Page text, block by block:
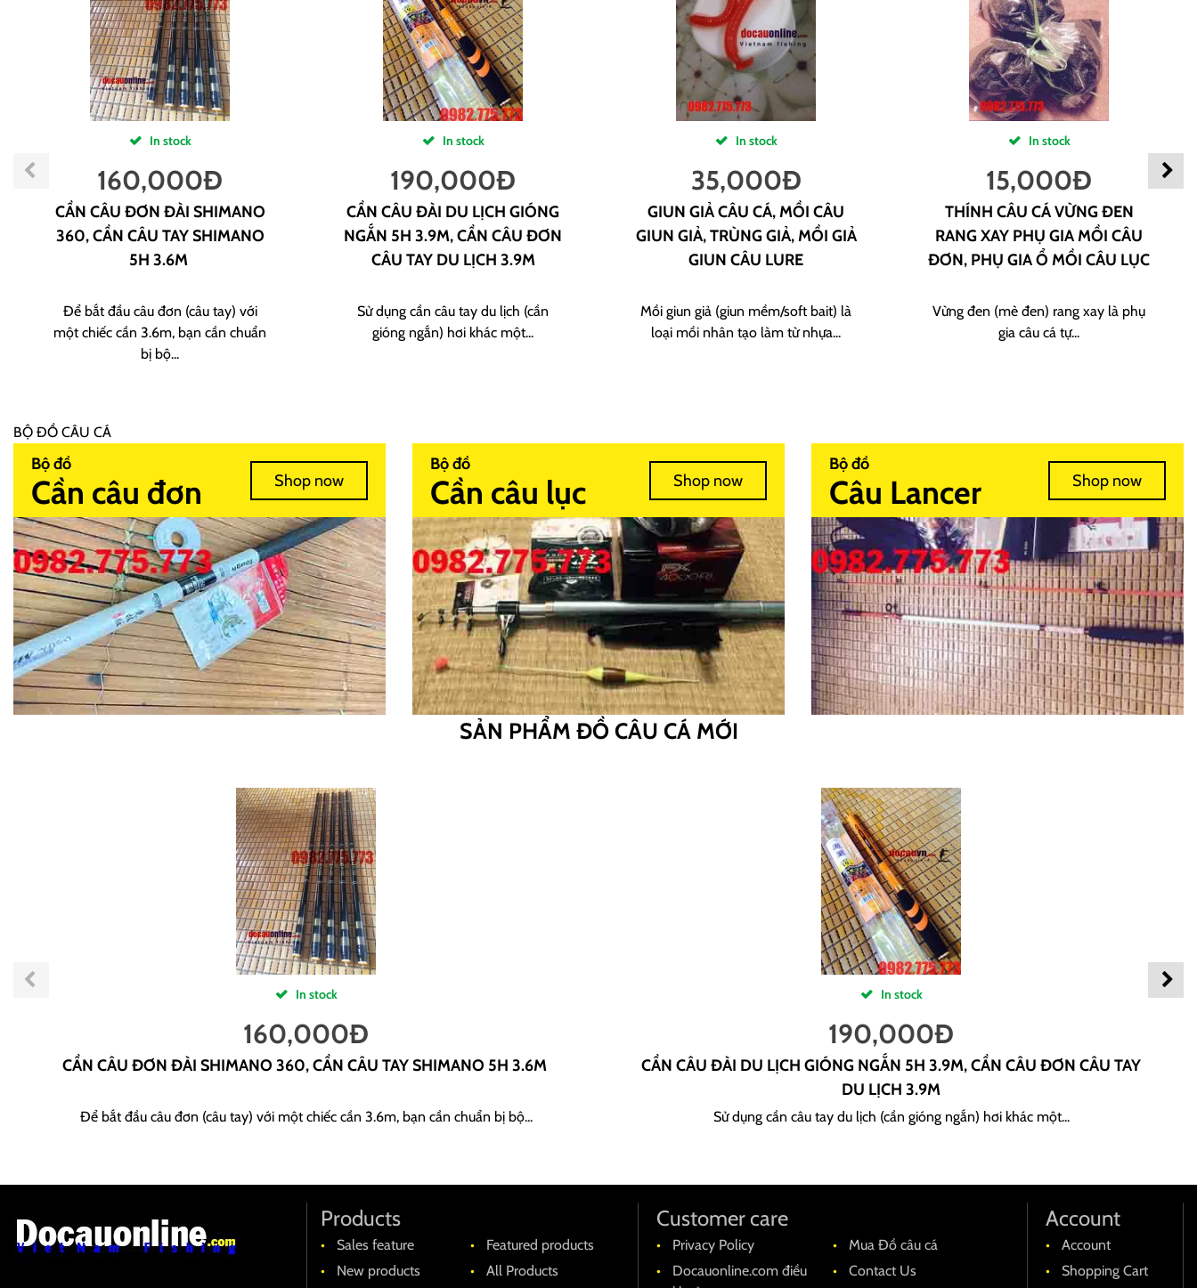
In stock
160,000Đ
CẦN CÂU ĐƠN ĐÀI SHIMANO
360, CẦN CÂU TAY SHIMANO
5H 3.6M
Để bắt đầu câu đơn (câu tay) với
một chiếc cần 3.6m, bạn cần chuẩn
bị bộ...
In stock
190,000Đ
CẦN CÂU ĐÀI DU LỊCH GIÓNG
NGẮN 5H 3.9M, CẦN CÂU ĐƠN
CÂU TAY DU LỊCH 3.9M
Sử dụng cần câu tay du lịch (cần
gióng ngắn) hơi khác một...
In stock
35,000Đ
GIUN GIẢ CÂU CÁ, MỒI CÂU
GIUN GIẢ, TRÙNG GIẢ, MỒI GIẢ
GIUN CÂU LURE
Mồi giun giả (giun mềm/soft bait) là
loại mồi nhân tạo làm từ nhựa...
In stock
15,000Đ
THÍNH CÂU CÁ VỪNG ĐEN
RANG XAY PHỤ GIA MỒI CÂU
ĐƠN, PHỤ GIA Ổ MỒI CÂU LỤC
Vừng đen (mè đen) rang xay là phụ
gia câu cá tự...
BỘ ĐỒ CÂU CÁ
Bộ đồ
Cần câu đơn Shop now
Bộ đồ
Cần câu lục Shop now
Bộ đồ
Câu Lancer Shop now
SẢN PHẨM ĐỒ CÂU CÁ MỚI
In stock
160,000Đ
CẦN CÂU ĐƠN ĐÀI SHIMANO 360, CẦN CÂU TAY SHIMANO 5H 3.6M
Để bắt đầu câu đơn (câu tay) với một chiếc cần 3.6m, bạn cần chuẩn bị bộ...
In stock
190,000Đ
CẦN CÂU ĐÀI DU LỊCH GIÓNG NGẮN 5H 3.9M, CẦN CÂU ĐƠN CÂU TAY
DU LỊCH 3.9M
Sử dụng cần câu tay du lịch (cần gióng ngắn) hơi khác một...
Products
Sales feature
Featured products
New products
All Products
Customer care
Privacy Policy
Mua Đồ câu cá
Docauonline.com điều
Contact Us
Account
Account
Shopping Cart